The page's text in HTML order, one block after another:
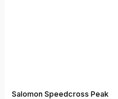
Salomon Speedcross Peak